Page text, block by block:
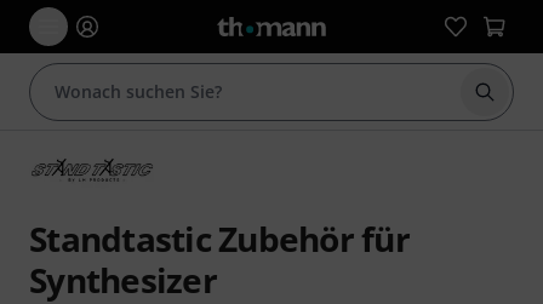
Suche
Standtastic Zubehör für
Synthesizer